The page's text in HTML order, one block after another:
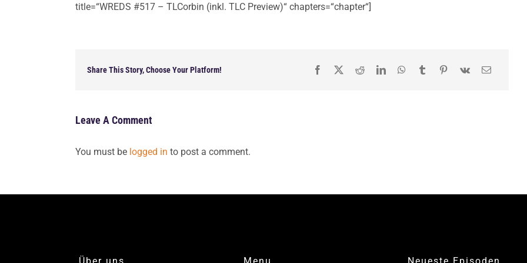
title=“WREDS #517 – TLCorbin (inkl. TLC Preview)“ chapters=“chapter“]
Share This Story, Choose Your Platform!
Leave A Comment
You must be logged in to post a comment.